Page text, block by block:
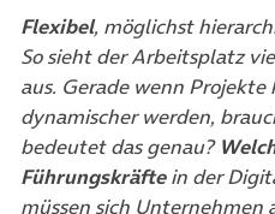
Flexibel, möglichst
So sieht der Arbeitsplatz
aus. Gerade wenn
dynamischer werden,
bedeutet das genau?
Führungskräftein der
müssen sich